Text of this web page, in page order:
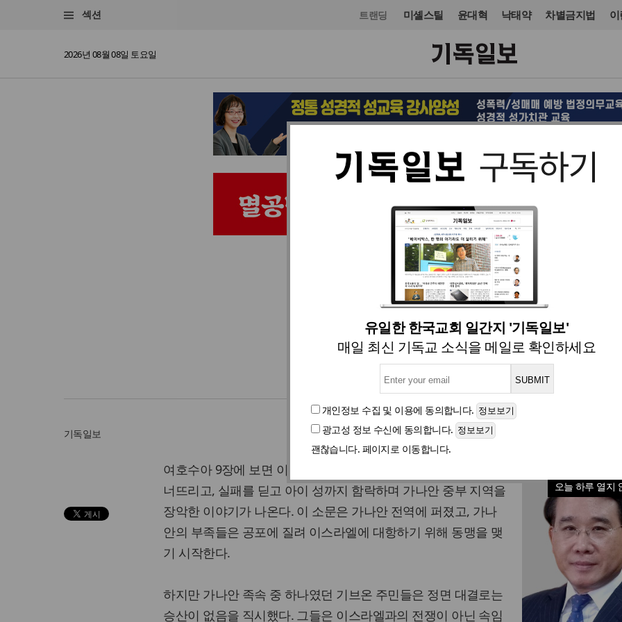
섹션 트랜딩 미셸스틸 윤대혁 낙태약 차별금지법
2026년 08월 08일 토요일
유일한 한국교회 일간지 '기독일보'
매일 최신 기독교 소식을 메일로 확인하세요
개인정보 수집 및 이용에 동의합니다.
광고성 정보 수신에 동의합니다.
괜찮습니다. 페이지로 이동합니다.
오늘 하루 열지
오피니언·칼럼 칼럼 입력 2026. 07. 08 08:49
기도를 빼먹지 말라
신성욱 교수(아신대 설교학)
기독일보
여호수아 9장에 보면 이스라엘이 난공불락이었던 여리고 성을 무
너뜨리고, 실패를 딛고 아이 성까지 함락하며 가나안 중부 지역을
장악한 이야기가 나온다. 이 소문은 가나안 전역에 퍼졌고, 가나
안의 부족들은 공포에 질려 이스라엘에 대항하기 위해 동맹을 맺
기 시작한다.
하지만 가나안 족속 중 하나였던 기브온 주민들은 정면 대결로는
승산이 없음을 직시했다. 그들은 이스라엘과의 전쟁이 아닌 속임